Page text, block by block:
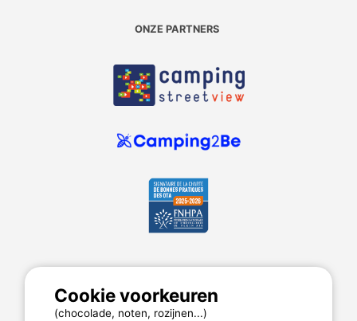
ONZE PARTNERS
MyCamping.com
Wettelijke bepalingen
Algemene Gebruiksvoorwaarden
Cookie voorkeuren
(chocolade, noten, rozijnen...)